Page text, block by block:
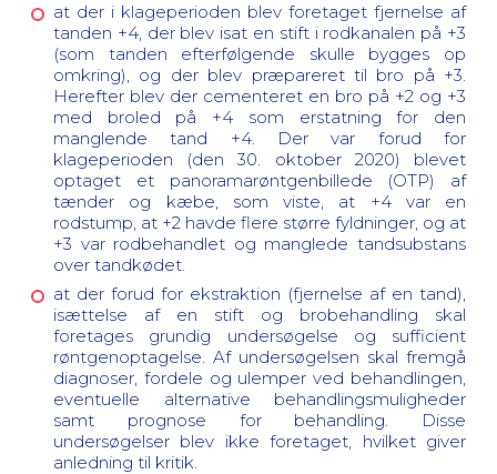
at der i klageperioden blev foretaget fjernelse af
tanden +4, der blev isat en stift i rodkanalen på +3
(som tanden efterfølgende skulle bygges op
omkring), og der blev præpareret til bro på +3.
Herefter blev der cementeret en bro på +2 og +3
med broled på +4 som erstatning for den
manglende tand +4.
Der var forud for
klageperioden (den 30. oktober 2020) blevet
optaget et panoramarøntgenbillede (OTP) af
tænder og kæbe, som viste, at +4 var en
rodstump, at +2 havde flere større fyldninger, og at
+3 var rodbehandlet og manglede tandsubstans
over tandkødet.
at der forud for ekstraktion (fjernelse af en tand),
isættelse af en stift og brobehandling skal
foretages grundig undersøgelse og sufficient
røntgenoptagelse. Af undersøgelsen skal fremgå
diagnoser, fordele og ulemper ved behandlingen,
eventuelle alternative behandlingsmuligheder
samt prognose for behandling.
Disse
undersøgelser blev ikke foretaget, hvilket giver
anledning til kritik.